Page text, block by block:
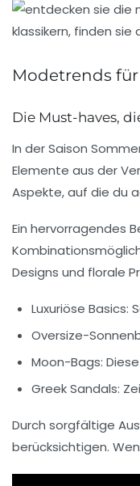
Modetrends
Die Must-haves,
In der Saison
Elemente aus der
Aspekte, auf die du
Ein hervorragendes
Designs und florale
Luxuriöse Basics:
Oversize-
Moon-Bags:
Greek Sandals:
Durch sorgfältige
berücksichtigen.